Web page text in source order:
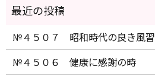
№４５０７ 昭和時代の良き風習
№４５０６ 健康に感謝の時